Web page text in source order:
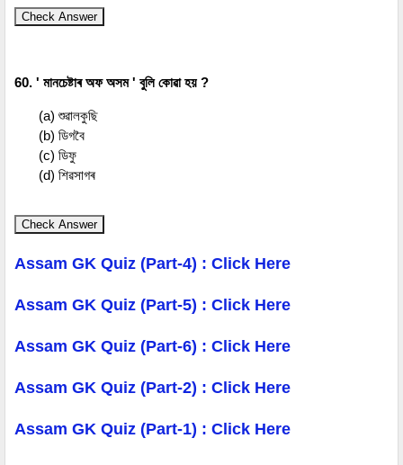
Check Answer
60. ' মানচেষ্টাৰ অফ অসম ' বুলি কোৱা হয় ?
(a) শুৱালকুছি
(b) ডিগবৈ
(c) ডিফু
(d) শিৱসাগৰ
Check Answer
Assam GK Quiz (Part-4) : Click Here
Assam GK Quiz (Part-5) : Click Here
Assam GK Quiz (Part-6) : Click Here
Assam GK Quiz (Part-2) : Click Here
Assam GK Quiz (Part-1) : Click Here